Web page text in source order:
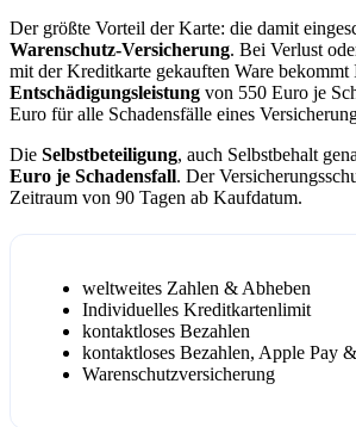
Der größte Vorteil der Karte: die damit
Warenschutz-Versicherung. Bei Verlust
mit der Kreditkarte gekauften Ware bekommt
Entschädigungsleistung von 550 Euro je
Euro für alle Schadensfälle eines
Die Selbstbeteiligung, auch Selbstbehalt
Euro je Schadensfall. Der
Zeitraum von 90 Tagen ab Kaufdatum.
weltweites Zahlen & Abheben
Individuelles Kreditkartenlimit
kontaktloses Bezahlen
kontaktloses Bezahlen, Apple Pay
Warenschutzversicherung